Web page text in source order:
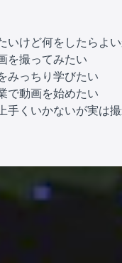
いけど何をしたらよ
を撮ってみたい
みっちり学びたい
で動画を始めたい
手くいかないが実は